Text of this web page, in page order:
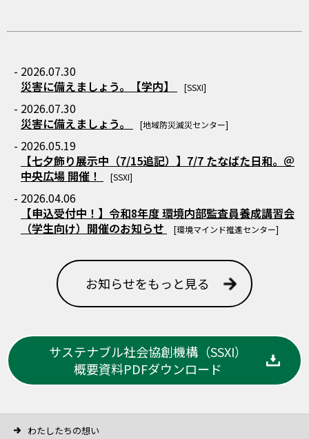
- 2026.07.30
災害に備えましょう。【学内】
[SSXI]
- 2026.07.30
災害に備えましょう。
[地域防災減災センター]
- 2026.05.19
【七夕飾り展示中（7/15追記）】7/7 たなばた日和。＠
中央広場 開催！
[SSXI]
- 2026.04.06
【申込受付中！】令和8年度 環境内部監査員養成講習会
（学生向け）開催のお知らせ
[環境マインド推進センター]
お知らせをもっと見る
サステナブル社会協創機構（SSXI）
概要資料PDFダウンロード
わたしたちの想い